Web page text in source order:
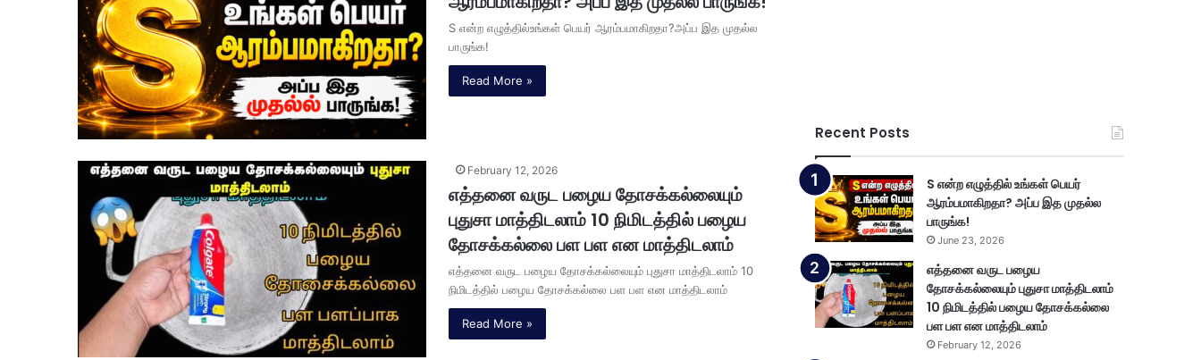
S என்ற எழுத்தில்உங்கள் பெயர் ஆரம்பமாகிறதா?அப்ப இத முதல்ல
பாருங்க!
Read More »
February 12, 2026
எத்தனை வருட பழைய தோசக்கல்லையும்
புதுசா மாத்திடலாம் 10 நிமிடத்தில் பழைய
தோசக்கல்லை பள பள என மாத்திடலாம்
எத்தனை வருட பழைய தோசக்கல்லையும் புதுசா மாத்திடலாம் 10
நிமிடத்தில் பழைய தோசக்கல்லை பள பள என மாத்திடலாம்
Read More »
Recent Posts
S என்ற எழுத்தில் உங்கள் பெயர்
ஆரம்பமாகிறதா? அப்ப இத முதல்ல
பாருங்க!
June 23, 2026
எத்தனை வருட பழைய
தோசக்கல்லையும் புதுசா மாத்திடலாம்
10 நிமிடத்தில் பழைய தோசக்கல்லை
பள பள என மாத்திடலாம்
February 12, 2026